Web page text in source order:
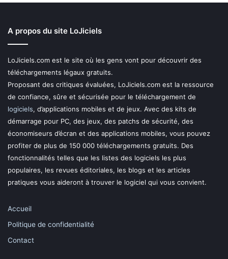
A propos du site LoJiciels
LoJiciels.com est le site où les gens vont pour découvrir des
téléchargements légaux gratuits.
Proposant des critiques évaluées, LoJiciels.com est la ressource
de confiance, sûre et sécurisée pour le téléchargement de
logiciels, d’applications mobiles et de jeux. Avec des kits de
démarrage pour PC, des jeux, des patchs de sécurité, des
économiseurs d’écran et des applications mobiles, vous pouvez
profiter de plus de 150 000 téléchargements gratuits. Des
fonctionnalités telles que les listes des logiciels les plus
populaires, les revues éditoriales, les blogs et les articles
pratiques vous aideront à trouver le logiciel qui vous convient.
Accueil
Politique de confidentialité
Contact